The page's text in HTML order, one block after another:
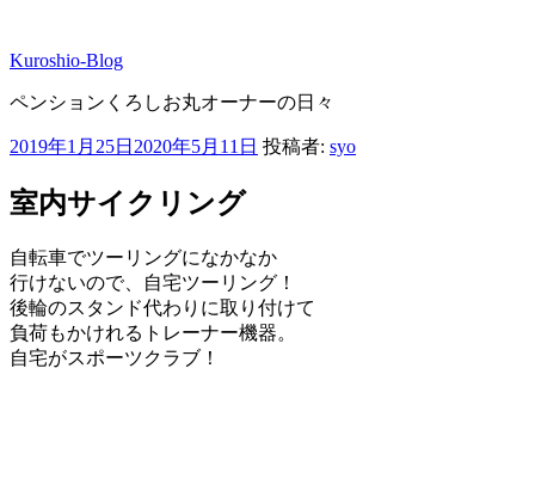
テ
ン
へ
キ
ッ
プ
Kuroshio-Blog
ペンションくろしお丸オーナーの日々
投
日:
2019年1月25日 2020年5月11日 投稿者: syo
室内サイクリング
自転車でツーリングになかなか
行けないので、自宅ツーリング！
後輪のスタンド代わりに取り付けて
負荷もかけれるトレーナー機器。
自宅がスポーツクラブ！